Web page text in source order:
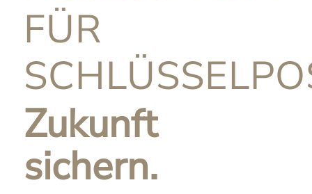
FÜR
Zukunft
sichern.